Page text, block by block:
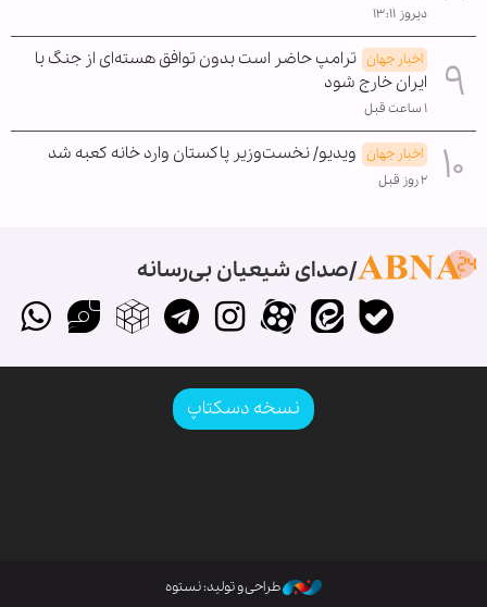
دیروز ۱۳:۱۱
اخبار جهان ترامپ حاضر است بدون توافق هسته‌ای از جنگ با
ایران خارج شود
۱ ساعت قبل
اخبار جهان ویدیو/ نخست‌وزیر پاکستان وارد خانه کعبه شد
۲ روز قبل
صدای شیعیان بی‌رسانه
نسخه دسکتاپ
طراحی و تولید: نستوه